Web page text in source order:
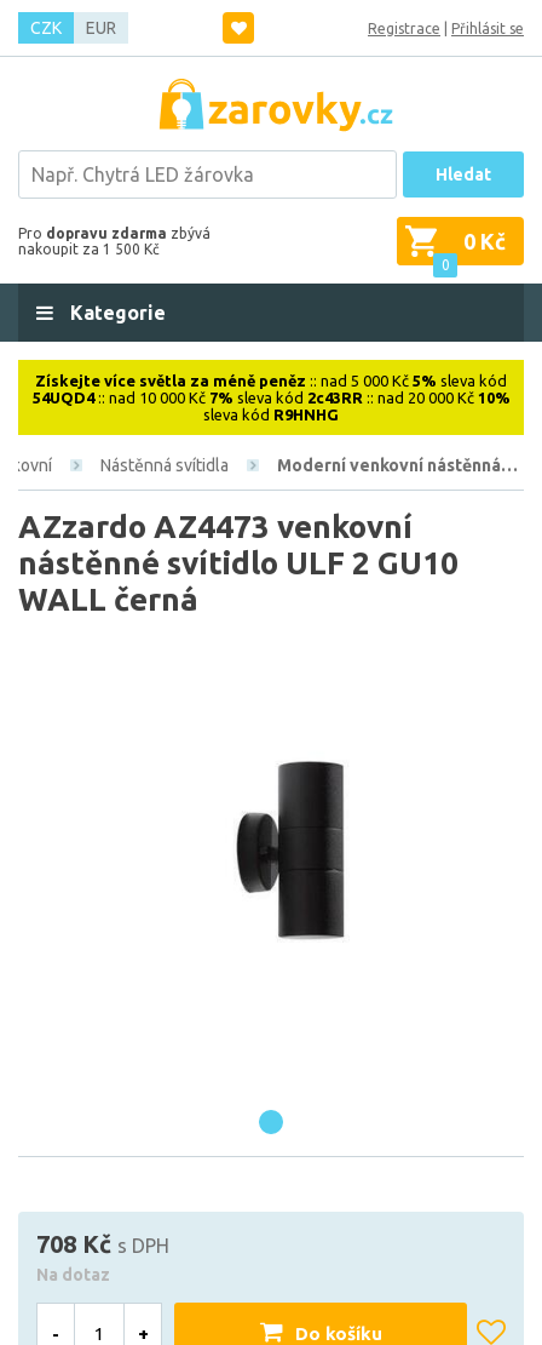
CZK EUR Registrace Přihlásit se
Hledat
Pro dopravu zdarma zbývá
nakoupit za 1 500 Kč
0
0 Kč
Kategorie
Získejte více světla za méně peněz :: nad 5 000 Kč 5% sleva kód
54UQD4:: nad 10 000 Kč 7% sleva kód 2c43RR :: nad 20 000 Kč 10%
sleva kód R9HNHG
Nástěnná svítidla Moderní venkovní nástěnná…
AZzardo AZ4473 venkovní
nástěnné svítidlo ULF 2 GU10
WALL černá
708 Kč s DPH
Na dotaz
- + Do košíku